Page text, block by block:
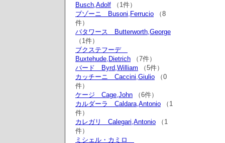
Busch,Adolf （1件）
ブゾーニ Busoni,Ferrucio （8
件）
バタワース Butterworth,George
（1件）
ブクステフーデ
Buxtehude,Dietrich （7件）
バード Byrd,William （5件）
カッチーニ Caccini,Giulio （0
件）
ケージ Cage,John （6件）
カルダーラ Caldara,Antonio （1
件）
カレガリ Calegari,Antonio （1
件）
ミシェル・カミロ